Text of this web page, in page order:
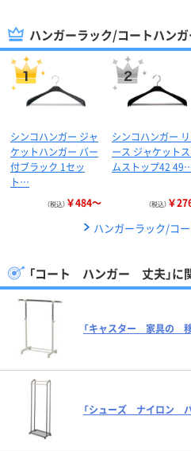
ハンガーラック/コートハン
シンコハンガー ジャ
ケットハンガー バー
付ブラック 1セッ
ト…
（税込） ￥484～
シンコハンガー
ース ジャケット
ムストップ42
（税込） ￥
ハンガーラック/コ
「コート ハンガー 丈夫」に
「キャスター 家具の
「シューズ ナイロン